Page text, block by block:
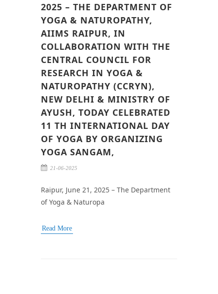
2025 – THE DEPARTMENT OF
YOGA & NATUROPATHY,
AIIMS RAIPUR, IN
COLLABORATION WITH THE
CENTRAL COUNCIL FOR
RESEARCH IN YOGA &
NATUROPATHY (CCRYN),
NEW DELHI & MINISTRY OF
AYUSH, TODAY CELEBRATED
11 TH INTERNATIONAL DAY
OF YOGA BY ORGANIZING
YOGA SANGAM,
21-06-2025
Raipur, June 21, 2025 – The Department
of Yoga & Naturopa
Read More